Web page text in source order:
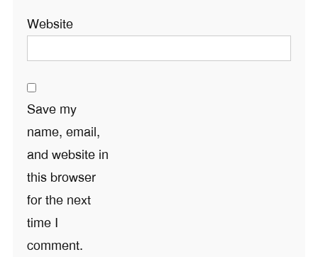
Website
Save my
name, email,
and website in
this browser
for the next
time I
comment.